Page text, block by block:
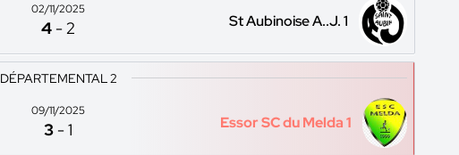
02/11/2025
4 -2 St Aubinoise A..J. 1
DÉPARTEMENTAL 2
09/11/2025
3 -1 Essor SC du Melda 1